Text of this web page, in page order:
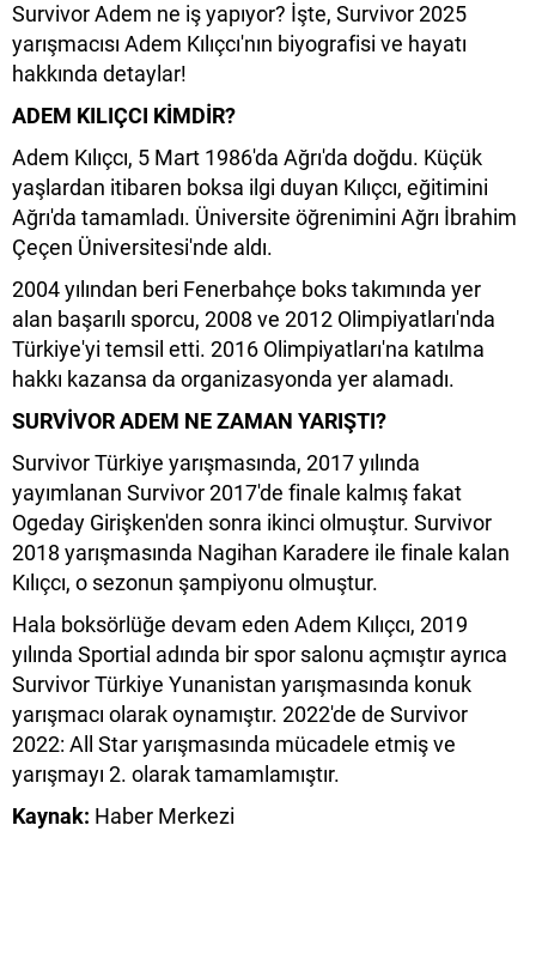
Survivor Adem ne iş yapıyor? İşte, Survivor 2025
yarışmacısı Adem Kılıçcı'nın biyografisi ve hayatı
hakkında detaylar!
ADEM KILIÇCI KİMDİR?
Adem Kılıçcı, 5 Mart 1986'da Ağrı'da doğdu. Küçük
yaşlardan itibaren boksa ilgi duyan Kılıçcı, eğitimini
Ağrı'da tamamladı. Üniversite öğrenimini Ağrı İbrahim
Çeçen Üniversitesi'nde aldı.
2004 yılından beri Fenerbahçe boks takımında yer
alan başarılı sporcu, 2008 ve 2012 Olimpiyatları'nda
Türkiye'yi temsil etti. 2016 Olimpiyatları'na katılma
hakkı kazansa da organizasyonda yer alamadı.
SURVİVOR ADEM NE ZAMAN YARIŞTI?
Survivor Türkiye yarışmasında, 2017 yılında
yayımlanan Survivor 2017'de finale kalmış fakat
Ogeday Girişken'den sonra ikinci olmuştur. Survivor
2018 yarışmasında Nagihan Karadere ile finale kalan
Kılıçcı, o sezonun şampiyonu olmuştur.
Hala boksörlüğe devam eden Adem Kılıçcı, 2019
yılında Sportial adında bir spor salonu açmıştır ayrıca
Survivor Türkiye Yunanistan yarışmasında konuk
yarışmacı olarak oynamıştır. 2022'de de Survivor
2022: All Star yarışmasında mücadele etmiş ve
yarışmayı 2. olarak tamamlamıştır.
Kaynak: Haber Merkezi